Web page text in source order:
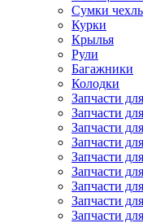
Сумки
Курки
Крылья
Рули
Багажники
Колодки
Запчасти
Запчасти
Запчасти
Запчасти
Запчасти
Запчасти
Запчасти
Запчасти
Запчасти